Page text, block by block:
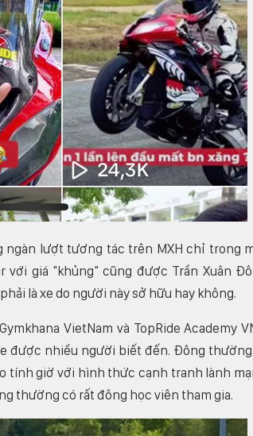
lượt tương tác trên MXH chỉ trong
với giá "khủng" cũng được Trần Xuân
là xe do người này sở hữu hay không.
VietNam và TopRide Academy
được nhiều người biết đến. Đông
tính giờ với hình thức cạnh tranh lành
thường có rất đông học viên tham gia.